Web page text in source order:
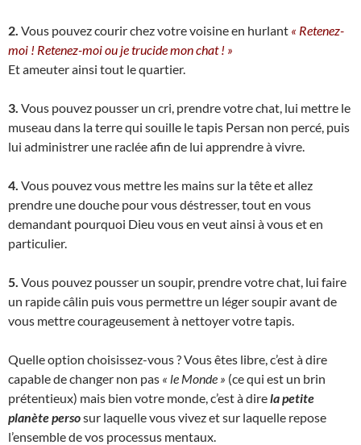
2. Vous pouvez courir chez votre voisine en hurlant « Retenez-
moi ! Retenez-moi ou je trucide mon chat ! »
Et ameuter ainsi tout le quartier.
3. Vous pouvez pousser un cri, prendre votre chat, lui mettre le
museau dans la terre qui souille le tapis Persan non percé, puis
lui administrer une raclée afin de lui apprendre à vivre.
4. Vous pouvez vous mettre les mains sur la tête et allez
prendre une douche pour vous déstresser, tout en vous
demandant pourquoi Dieu vous en veut ainsi à vous et en
particulier.
5. Vous pouvez pousser un soupir, prendre votre chat, lui faire
un rapide câlin puis vous permettre un léger soupir avant de
vous mettre courageusement à nettoyer votre tapis.
Quelle option choisissez-vous ? Vous êtes libre, c’est à dire
capable de changer non pas « le Monde » (ce qui est un brin
prétentieux) mais bien votre monde, c’est à direla petite
planète persosur laquelle vous vivez et sur laquelle repose
l’ensemble de vos processus mentaux.